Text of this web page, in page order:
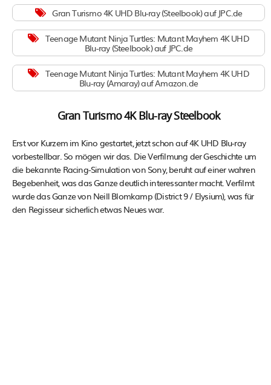
Gran Turismo 4K UHD Blu-ray (Steelbook) auf JPC.de
Teenage Mutant Ninja Turtles: Mutant Mayhem 4K UHD
Blu-ray (Steelbook) auf JPC.de
Teenage Mutant Ninja Turtles: Mutant Mayhem 4K UHD
Blu-ray (Amaray) auf Amazon.de
Gran Turismo 4K Blu-ray Steelbook
Erst vor Kurzem im Kino gestartet, jetzt schon auf 4K UHD Blu-ray
vorbestellbar. So mögen wir das. Die Verfilmung der Geschichte um
die bekannte Racing-Simulation von Sony, beruht auf einer wahren
Begebenheit, was das Ganze deutlich interessanter macht. Verfilmt
wurde das Ganze von Neill Blomkamp (District 9 / Elysium), was für
den Regisseur sicherlich etwas Neues war.